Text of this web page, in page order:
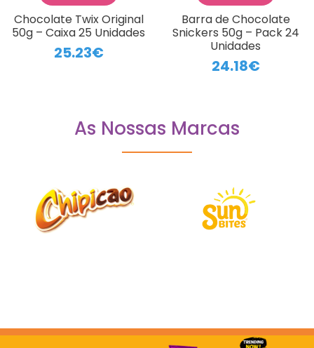
Chocolate Twix Original
50g – Caixa 25 Unidades
25.23€
Barra de Chocolate
Snickers 50g – Pack 24
Unidades
24.18€
As Nossas Marcas